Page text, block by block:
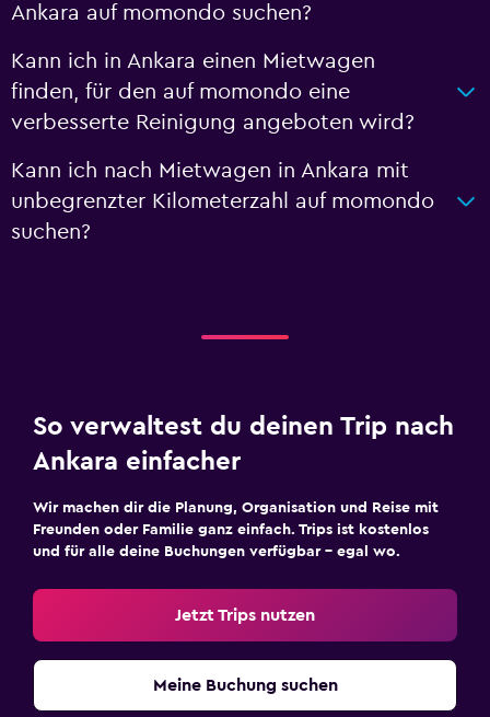
Ankara auf momondo suchen?
Kann ich in Ankara einen Mietwagen
finden, für den auf momondo eine
verbesserte Reinigung angeboten wird?
Kann ich nach Mietwagen in Ankara mit
unbegrenzter Kilometerzahl auf momondo
suchen?
So verwaltest du deinen Trip nach
Ankara einfacher
Wir machen dir die Planung, Organisation und Reise mit
Freunden oder Familie ganz einfach. Trips ist kostenlos
und für alle deine Buchungen verfügbar – egal wo.
Jetzt Trips nutzen
Meine Buchung suchen